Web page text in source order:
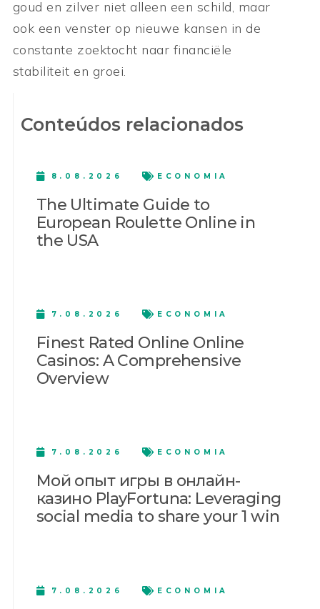
goud en zilver niet alleen een schild, maar
ook een venster op nieuwe kansen in de
constante zoektocht naar financiële
stabiliteit en groei.
Conteúdos relacionados
8.08.2026 ECONOMIA
The Ultimate Guide to
European Roulette Online in
the USA
7.08.2026 ECONOMIA
Finest Rated Online Online
Casinos: A Comprehensive
Overview
7.08.2026 ECONOMIA
Мой опыт игры в онлайн-
казино PlayFortuna: Leveraging
social media to share your 1 win
7.08.2026 ECONOMIA